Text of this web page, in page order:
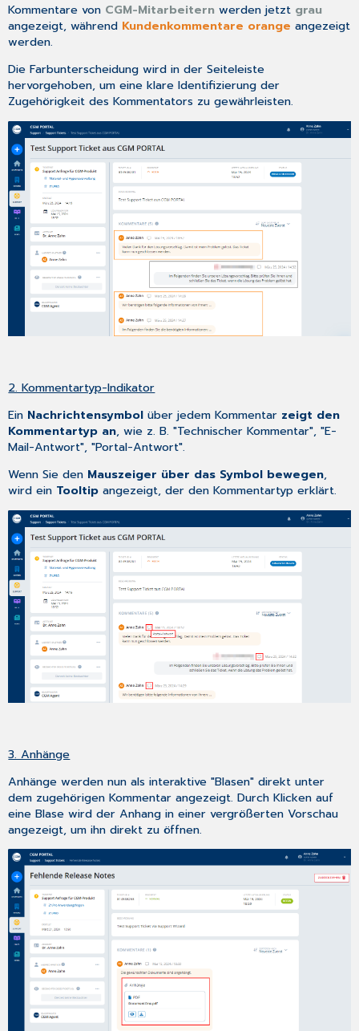
Kommentare von CGM-Mitarbeitern werden jetzt grau
angezeigt, während Kundenkommentare orangeangezeigt
werden.
Die Farbunterscheidung wird in der Seiteleiste
hervorgehoben, um eine klare Identifizierung der
Zugehörigkeit des Kommentators zu gewährleisten.
2. Kommentartyp-Indikator
Ein Nachrichtensymbolüber jedem Kommentar zeigt den
Kommentartyp an, wie z. B. "Technischer Kommentar", "E-
Mail-Antwort", "Portal-Antwort".
Wenn Sie den Mauszeiger über das Symbol bewegen,
wird ein Tooltipangezeigt, der den Kommentartyp erklärt.
3. Anhänge
Anhänge werden nun als interaktive "Blasen" direkt unter
dem zugehörigen Kommentar angezeigt. Durch Klicken auf
eine Blase wird der Anhang in einer vergrößerten Vorschau
angezeigt, um ihn direkt zu öffnen.